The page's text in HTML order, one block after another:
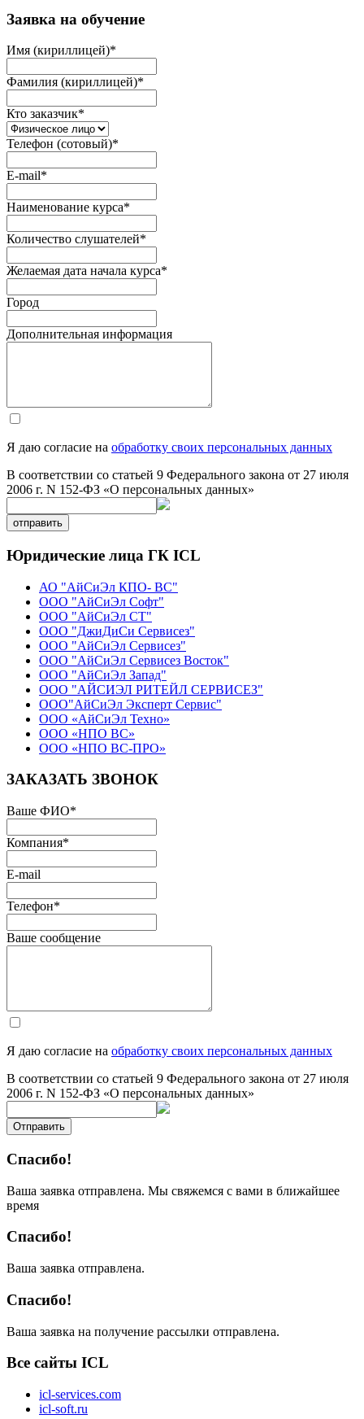
Заявка на обучение
Имя (кириллицей)*
Фамилия (кириллицей)*
Кто заказчик*
Телефон (сотовый)*
E-mail*
Наименование курса*
Количество слушателей*
Желаемая дата начала курса*
Город
Дополнительная информация
Я даю согласие на обработку своих персональных данных
В соответствии со статьей 9 Федерального закона от 27 июля
2006 г. N 152-ФЗ «О персональных данных»
отправить
Юридические лица ГК ICL
АО "АйСиЭл КПО- ВС"
ООО "АйСиЭл Софт"
ООО "АйСиЭл СТ"
ООО "ДжиДиСи Сервисез"
ООО "АйСиЭл Сервисез"
ООО "АйСиЭл Сервисез Восток"
ООО "АйСиЭл Запад"
ООО "АЙСИЭЛ РИТЕЙЛ СЕРВИСЕЗ"
ООО"АйСиЭл Эксперт Сервис"
ООО «АйСиЭл Техно»
ООО «НПО ВС»
ООО «НПО ВС-ПРО»
ЗАКАЗАТЬ ЗВОНОК
Ваше ФИО*
Компания*
E-mail
Телефон*
Ваше сообщение
Я даю согласие на обработку своих персональных данных
В соответствии со статьей 9 Федерального закона от 27 июля
2006 г. N 152-ФЗ «О персональных данных»
Отправить
Спасибо!
Ваша заявка отправлена. Мы свяжемся с вами в ближайшее
время
Спасибо!
Ваша заявка отправлена.
Спасибо!
Ваша заявка на получение рассылки отправлена.
Все сайты ICL
icl-services.com
icl-soft.ru